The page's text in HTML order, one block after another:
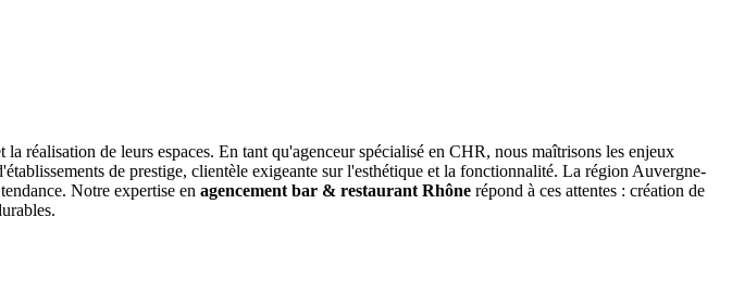
la réalisation de leurs espaces. En tant qu'agenceur spécialisé en CHR, nous maîtrisons les enjeux
de prestige, clientèle exigeante sur l'esthétique et la fonctionnalité. La région Auvergne-
Notre expertise en agencement bar & restaurant Rhône répond à ces attentes : création de